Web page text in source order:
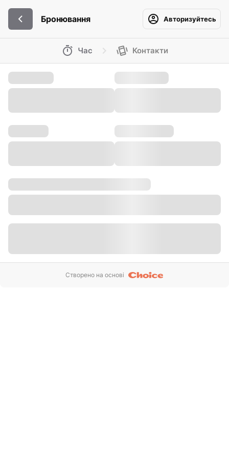
Бронювання Авторизуйтесь
Час Контакти
Створено на основі